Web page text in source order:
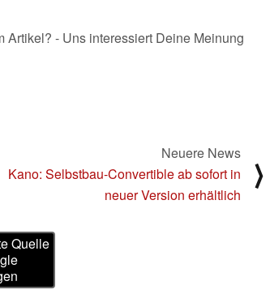
Artikel? - Uns interessiert Deine Meinung
Neuere News
Kano: Selbstbau-Convertible ab sofort in
neuer Version erhältlich
⟩
Quelle